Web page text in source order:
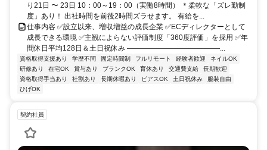
り21日 〜 23日 10：00～19：00（実働8時間） ＊柔軟な「ズレ勤制
度」あり！ 出社時間を前後2時間ズラせます。 有給を...
仕事内容 ✅設立以来、増収増益の成長企業 ✅ECディレクターとして
成長できる環境 ✅主観によらない評価制度「360度評価」を採用 ✅年
間休日平均128日＆土日祝休み ―――――――――――――...
資格取得支援あり 学歴不問 固定時間制 フルリモート 経験者歓迎
ネイルOK
研修あり
在宅OK 賞与あり ブランクOK 育休あり 交通費支給
長期歓迎
資格取得手当あり
社割あり 長期休暇あり ピアスOK 土日祝休み
服装自由
ひげOK
契約社員